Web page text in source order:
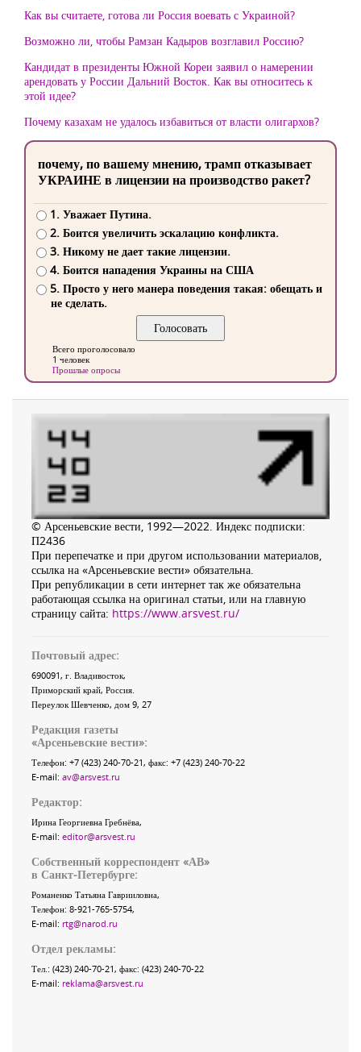
Как вы считаете, готова ли Россия воевать с Украиной?
Возможно ли, чтобы Рамзан Кадыров возглавил Россию?
Кандидат в президенты Южной Кореи заявил о намерении
арендовать у России Дальний Восток. Как вы относитесь к
этой идее?
Почему казахам не удалось избавиться от власти олигархов?
почему, по вашему мнению, трамп отказывает
УКРАИНЕ в лицензии на производство ракет?
1. Уважает Путина.
2. Боится увеличить эскалацию конфликта.
3. Никому не дает такие лицензии.
4. Боится нападения Украины на США
5. Просто у него манера поведения такая: обещать и
не сделать.
Всего проголосовало
1 человек
Прошлые опросы
© Арсеньевские вести, 1992—2022. Индекс подписки:
П2436
При перепечатке и при другом использовании материалов,
ссылка на «Арсеньевские вести» обязательна.
При републикации в сети интернет так же обязательна
работающая ссылка на оригинал статьи, или на главную
страницу сайта: https://www.arsvest.ru/
Почтовый адрес:
690091, г. Владивосток,
Приморский край, Россия
Переулок Шевченко, дом 9, 27
Редакция газеты
«Арсеньевские вести»:
Телефон: +7 (423) 240-70-21, факс: +7 (423) 240-70-22
E-mail: av@arsvest.ru
Редактор:
Ирина Георгиевна Гребнёва,
E-mail: editor@arsvest.ru
Собственный корреспондент «АВ»
в Санкт-Петербурге:
Романенко Татьяна Гаврииловна,
Телефон: 8-921-765-5754,
E-mail: rtg@narod.ru
Отдел рекламы:
Тел.: (423) 240-70-21, факс: (423) 240-70-22
E-mail: reklama@arsvest.ru